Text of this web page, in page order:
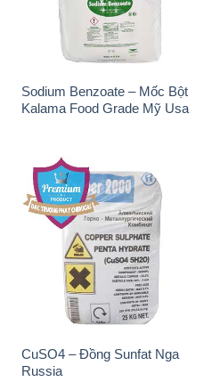
Sodium Benzoate – Mốc Bột
Kalama Food Grade Mỹ Usa
CuSO4 – Đồng Sunfat Nga
Russia